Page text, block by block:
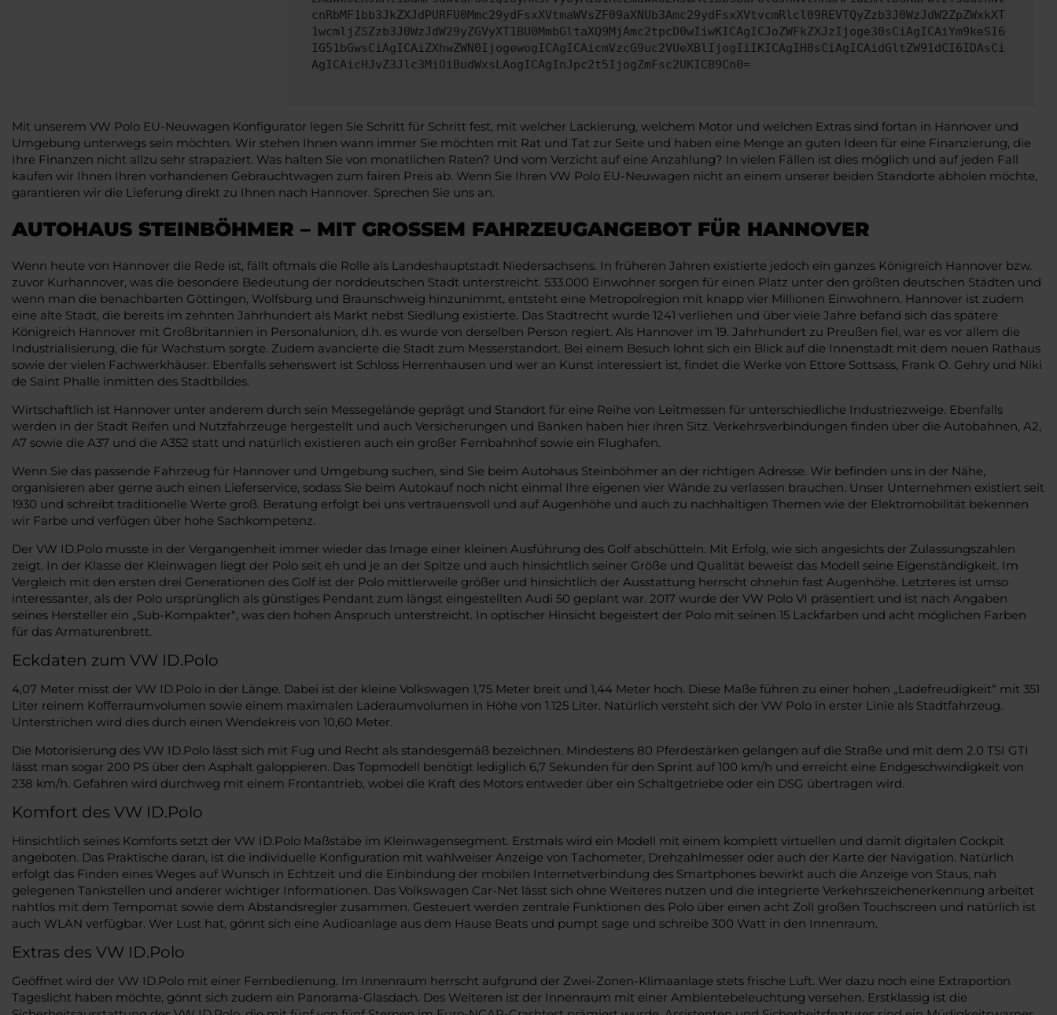
cnRbMF1bb3JkZXJdPURFU0Mmc29ydFsxXVtmaWVsZF09aXNUb3Amc29ydFsxXVtvcmRlcl09REVTQyZzb3J0WzJdW2ZpZWxkXT
1wcmljZSZzb3J0WzJdW29yZGVyXT1BU0MmbGltaXQ9MjAmc2tpcD0wIiwKICAgICJoZWFkZXJzIjoge30sCiAgICAiYm9keSI6
IG51bGwsCiAgICAiZXhwZWN0IjogewogICAgICAicmVzcG9uc2VUeXBlIjogIiIKICAgIH0sCiAgICAidGltZW91dCI6IDAsCi
AgICAicHJvZ3Jlc3MiOiBudWxsLAogICAgInJpc2t5IjogZmFsc2UKICB9Cn0=
Mit unserem VW Polo EU-Neuwagen Konfigurator legen Sie Schritt für Schritt fest, mit welcher Lackierung, welchem Motor und welchen Extras sind fortan in Hannover und
Umgebung unterwegs sein möchten. Wir stehen Ihnen wann immer Sie möchten mit Rat und Tat zur Seite und haben eine Menge an guten Ideen für eine Finanzierung, die
Ihre Finanzen nicht allzu sehr strapaziert. Was halten Sie von monatlichen Raten? Und vom Verzicht auf eine Anzahlung? In vielen Fällen ist dies möglich und auf jeden Fall
kaufen wir Ihnen Ihren vorhandenen Gebrauchtwagen zum fairen Preis ab. Wenn Sie Ihren VW Polo EU-Neuwagen nicht an einem unserer beiden Standorte abholen möchte,
garantieren wir die Lieferung direkt zu Ihnen nach Hannover. Sprechen Sie uns an.
AUTOHAUS STEINBÖHMER – MIT GROSSEM FAHRZEUGANGEBOT FÜR HANNOVER
Wenn heute von Hannover die Rede ist, fällt oftmals die Rolle als Landeshauptstadt Niedersachsens. In früheren Jahren existierte jedoch ein ganzes Königreich Hannover bzw.
zuvor Kurhannover, was die besondere Bedeutung der norddeutschen Stadt unterstreicht. 533.000 Einwohner sorgen für einen Platz unter den größten deutschen Städten und
wenn man die benachbarten Göttingen, Wolfsburg und Braunschweig hinzunimmt, entsteht eine Metropolregion mit knapp vier Millionen Einwohnern. Hannover ist zudem
eine alte Stadt, die bereits im zehnten Jahrhundert als Markt nebst Siedlung existierte. Das Stadtrecht wurde 1241 verliehen und über viele Jahre befand sich das spätere
Königreich Hannover mit Großbritannien in Personalunion, d.h. es wurde von derselben Person regiert. Als Hannover im 19. Jahrhundert zu Preußen fiel, war es vor allem die
Industrialisierung, die für Wachstum sorgte. Zudem avancierte die Stadt zum Messerstandort. Bei einem Besuch lohnt sich ein Blick auf die Innenstadt mit dem neuen Rathaus
sowie der vielen Fachwerkhäuser. Ebenfalls sehenswert ist Schloss Herrenhausen und wer an Kunst interessiert ist, findet die Werke von Ettore Sottsass, Frank O. Gehry und Niki
de Saint Phalle inmitten des Stadtbildes.
Wirtschaftlich ist Hannover unter anderem durch sein Messegelände geprägt und Standort für eine Reihe von Leitmessen für unterschiedliche Industriezweige. Ebenfalls
werden in der Stadt Reifen und Nutzfahrzeuge hergestellt und auch Versicherungen und Banken haben hier ihren Sitz. Verkehrsverbindungen finden über die Autobahnen, A2,
A7 sowie die A37 und die A352 statt und natürlich existieren auch ein großer Fernbahnhof sowie ein Flughafen.
Wenn Sie das passende Fahrzeug für Hannover und Umgebung suchen, sind Sie beim Autohaus Steinböhmer an der richtigen Adresse. Wir befinden uns in der Nähe,
organisieren aber gerne auch einen Lieferservice, sodass Sie beim Autokauf noch nicht einmal Ihre eigenen vier Wände zu verlassen brauchen. Unser Unternehmen existiert seit
1930 und schreibt traditionelle Werte groß. Beratung erfolgt bei uns vertrauensvoll und auf Augenhöhe und auch zu nachhaltigen Themen wie der Elektromobilität bekennen
wir Farbe und verfügen über hohe Sachkompetenz.
Der VW ID.Polo musste in der Vergangenheit immer wieder das Image einer kleinen Ausführung des Golf abschütteln. Mit Erfolg, wie sich angesichts der Zulassungszahlen
zeigt. In der Klasse der Kleinwagen liegt der Polo seit eh und je an der Spitze und auch hinsichtlich seiner Größe und Qualität beweist das Modell seine Eigenständigkeit. Im
Vergleich mit den ersten drei Generationen des Golf ist der Polo mittlerweile größer und hinsichtlich der Ausstattung herrscht ohnehin fast Augenhöhe. Letzteres ist umso
interessanter, als der Polo ursprünglich als günstiges Pendant zum längst eingestellten Audi 50 geplant war. 2017 wurde der VW Polo VI präsentiert und ist nach Angaben
seines Hersteller ein „Sub-Kompakter“, was den hohen Anspruch unterstreicht. In optischer Hinsicht begeistert der Polo mit seinen 15 Lackfarben und acht möglichen Farben
für das Armaturenbrett.
Eckdaten zum VW ID.Polo
4,07 Meter misst der VW ID.Polo in der Länge. Dabei ist der kleine Volkswagen 1,75 Meter breit und 1,44 Meter hoch. Diese Maße führen zu einer hohen „Ladefreudigkeit“ mit 351
Liter reinem Kofferraumvolumen sowie einem maximalen Laderaumvolumen in Höhe von 1.125 Liter. Natürlich versteht sich der VW Polo in erster Linie als Stadtfahrzeug.
Unterstrichen wird dies durch einen Wendekreis von 10,60 Meter.
Die Motorisierung des VW ID.Polo lässt sich mit Fug und Recht als standesgemäß bezeichnen. Mindestens 80 Pferdestärken gelangen auf die Straße und mit dem 2.0 TSI GTI
lässt man sogar 200 PS über den Asphalt galoppieren. Das Topmodell benötigt lediglich 6,7 Sekunden für den Sprint auf 100 km/h und erreicht eine Endgeschwindigkeit von
238 km/h. Gefahren wird durchweg mit einem Frontantrieb, wobei die Kraft des Motors entweder über ein Schaltgetriebe oder ein DSG übertragen wird.
Komfort des VW ID.Polo
Hinsichtlich seines Komforts setzt der VW ID.Polo Maßstäbe im Kleinwagensegment. Erstmals wird ein Modell mit einem komplett virtuellen und damit digitalen Cockpit
angeboten. Das Praktische daran, ist die individuelle Konfiguration mit wahlweiser Anzeige von Tachometer, Drehzahlmesser oder auch der Karte der Navigation. Natürlich
erfolgt das Finden eines Weges auf Wunsch in Echtzeit und die Einbindung der mobilen Internetverbindung des Smartphones bewirkt auch die Anzeige von Staus, nah
gelegenen Tankstellen und anderer wichtiger Informationen. Das Volkswagen Car-Net lässt sich ohne Weiteres nutzen und die integrierte Verkehrszeichenerkennung arbeitet
nahtlos mit dem Tempomat sowie dem Abstandsregler zusammen. Gesteuert werden zentrale Funktionen des Polo über einen acht Zoll großen Touchscreen und natürlich ist
auch WLAN verfügbar. Wer Lust hat, gönnt sich eine Audioanlage aus dem Hause Beats und pumpt sage und schreibe 300 Watt in den Innenraum.
Extras des VW ID.Polo
Geöffnet wird der VW ID.Polo mit einer Fernbedienung. Im Innenraum herrscht aufgrund der Zwei-Zonen-Klimaanlage stets frische Luft. Wer dazu noch eine Extraportion
Tageslicht haben möchte, gönnt sich zudem ein Panorama-Glasdach. Des Weiteren ist der Innenraum mit einer Ambientebeleuchtung versehen. Erstklassig ist die